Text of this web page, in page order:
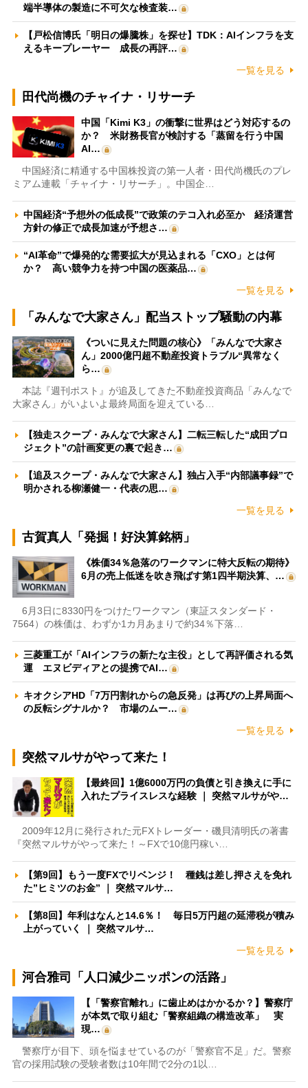
端半導体の製造に不可欠な検査装…
【戸松信博氏「明日の爆騰株」を探せ】TDK：AIインフラを支
えるキープレーヤー 成長の再評…
一覧を見る
田代尚機のチャイナ・リサーチ
中国「Kimi K3」の衝撃に世界はどう対応するの
か？ 米財務長官が検討する「蒸留を行う中国
AI…
中国経済に精通する中国株投資の第一人者・田代尚機氏のプレ
ミアム連載「チャイナ・リサーチ」。中国企…
中国経済“予想外の低成長”で政策のテコ入れ必至か 経済運営
方針の修正で成長加速が予想さ…
“AI革命”で爆発的な需要拡大が見込まれる「CXO」とは何
か？ 高い競争力を持つ中国の医薬品…
一覧を見る
「みんなで大家さん」配当ストップ騒動の内幕
《ついに見えた問題の核心》「みんなで大家さ
ん」2000億円超不動産投資トラブル“異常なく
ら…
本誌『週刊ポスト』が追及してきた不動産投資商品「みんなで
大家さん」がいよいよ最終局面を迎えている…
【独走スクープ・みんなで大家さん】二転三転した“成田プロ
ジェクト”の計画変更の裏で起き…
【追及スクープ・みんなで大家さん】独占入手“内部議事録”で
明かされる柳瀬健一・代表の思…
一覧を見る
古賀真人「発掘！好決算銘柄」
《株価34％急落のワークマンに特大反転の期待》
6月の売上低迷を吹き飛ばす第1四半期決算、…
6月3日に8330円をつけたワークマン（東証スタンダード・
7564）の株価は、わずか1カ月あまりで約34％下落…
三菱重工が「AIインフラの新たな主役」として再評価される気
運 エヌビディアとの提携でAI…
キオクシアHD「7万円割れからの急反発」は再びの上昇局面へ
の反転シグナルか？ 市場のムー…
一覧を見る
突然マルサがやって来た！
【最終回】1億6000万円の負債と引き換えに手に
入れたプライスレスな経験 ｜ 突然マルサがや…
2009年12月に発行された元FXトレーダー・磯貝清明氏の著書
『突然マルサがやって来た！～FXで10億円稼い…
【第9回】もう一度FXでリベンジ！ 種銭は差し押さえを免れ
た”ヒミツのお金” ｜ 突然マルサ…
【第8回】年利はなんと14.6％！ 毎日5万円超の延滞税が積み
上がっていく ｜ 突然マルサ…
一覧を見る
河合雅司「人口減少ニッポンの活路」
【「警察官離れ」に歯止めはかかるか？】警察庁
が本気で取り組む「警察組織の構造改革」 実
現…
警察庁が目下、頭を悩ませているのが「警察官不足」だ。警察
官の採用試験の受験者数は10年間で2分の1以…